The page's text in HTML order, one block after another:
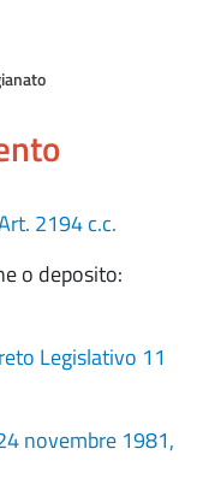
2194c.c.
o deposito:
Legislativo 11
novembre 1981,